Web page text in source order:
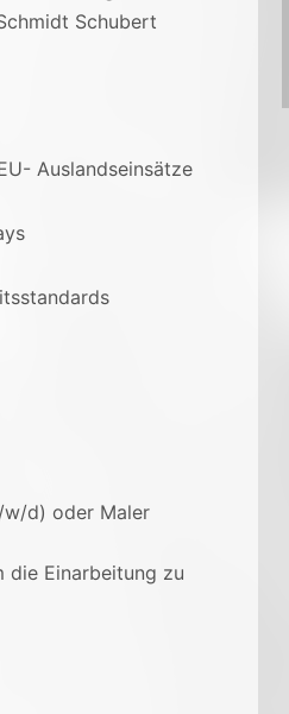
Schubert
Auslandseinsätze
w/d) oder Maler
die Einarbeitung zu